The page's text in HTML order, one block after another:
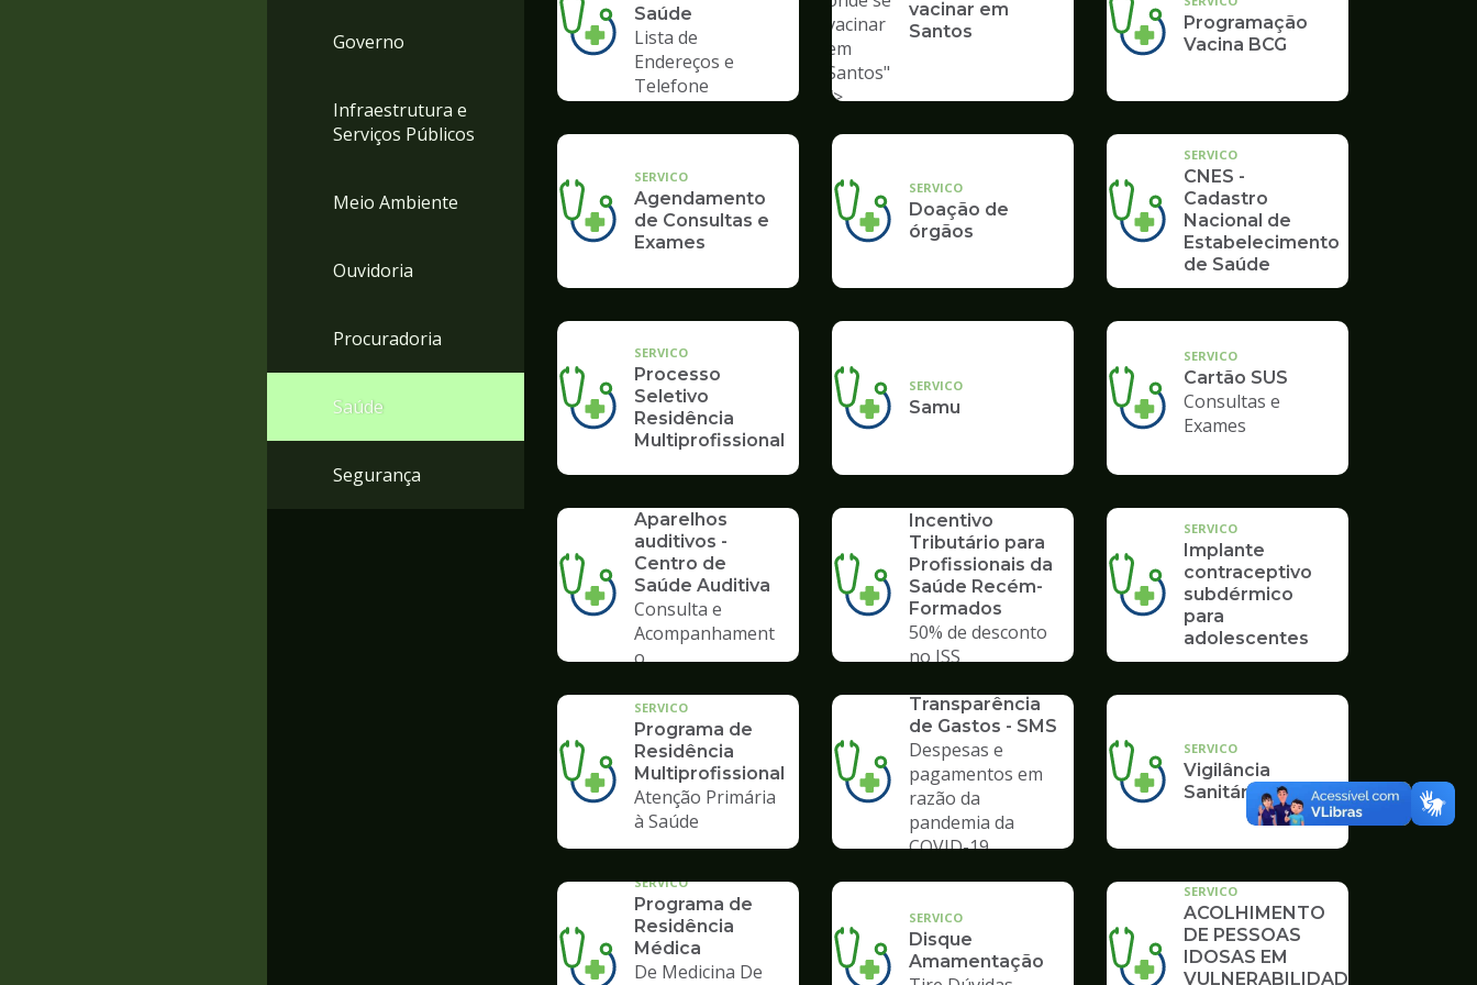
Governo
Infraestrutura e
Serviços Públicos
Meio Ambiente
Ouvidoria
Procuradoria
Saúde
Segurança
Saúde
Lista de
Endereços e
Telefone
vacinar
em
Santos"
/>
vacinar em
Santos
Programação
Vacina BCG
SERVICO
Agendamento
de Consultas e
Exames
SERVICO
Doação de
órgãos
SERVICO
CNES -
Cadastro
Nacional de
Estabelecimento
de Saúde
SERVICO
Processo
Seletivo
Residência
Multiprofissional
SERVICO
Samu
SERVICO
Cartão SUS
Consultas e
Exames
Aparelhos
auditivos -
Centro de
Saúde Auditiva
Consulta e
Acompanhament
o
Incentivo
Tributário para
Profissionais da
Saúde Recém-
Formados
50% de desconto
no ISS
SERVICO
Implante
contraceptivo
subdérmico
para
adolescentes
SERVICO
Programa de
Residência
Multiprofissional
Atenção Primária
à Saúde
Transparência
de Gastos - SMS
Despesas e
pagamentos em
razão da
pandemia da
COVID-19
SERVICO
Vigilância
Sanitária
SERVICO
Programa de
Residência
Médica
De Medicina De
SERVICO
Disque
Amamentação
SERVICO
ACOLHIMENTO
DE PESSOAS
IDOSAS EM
VULNERABILIDADE